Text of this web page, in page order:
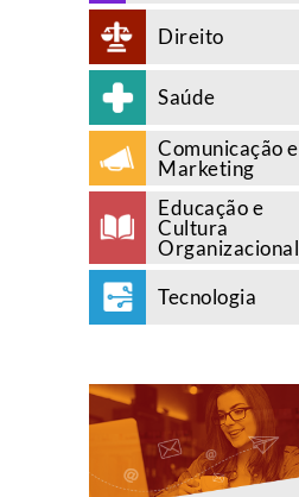
Direito
Saúde
Comunicação e
Marketing
Educação e
Cultura
Organizacional
Tecnologia